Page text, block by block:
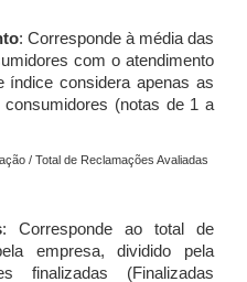
: Corresponde à média das
com o atendimento
índice considera apenas as
(notas de 1 a
/ Total de Reclamações Avaliadas
: Corresponde ao total de
empresa, dividido pela
finalizadas (Finalizadas